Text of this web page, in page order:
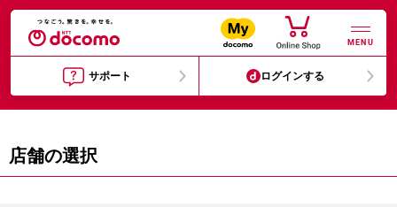
MENU
サポート ログインする
店舗の選択